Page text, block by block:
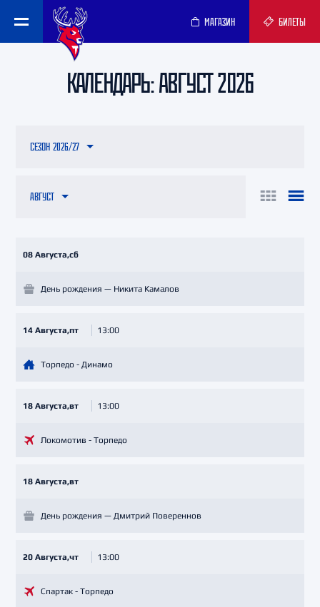
МАГАЗИН БИЛЕТЫ
КАЛЕНДАРЬ: АВГУСТ 2026
АВГУСТ
СЕЗОН 2026/27
08 Августа,сб
День рождения — Никита Камалов
14 Августа,пт 13:00
Торпедо - Динамо
18 Августа,вт 13:00
Локомотив - Торпедо
18 Августа,вт
День рождения — Дмитрий Повереннов
20 Августа,чт 13:00
Спартак - Торпедо